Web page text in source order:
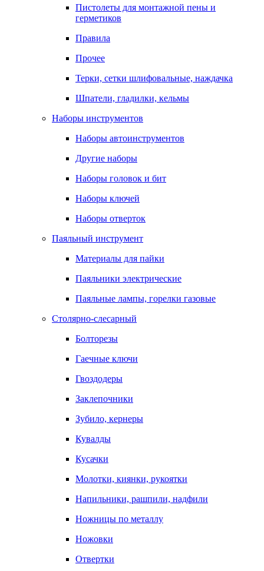
Пистолеты для монтажной пены и
герметиков
Правила
Прочее
Терки, сетки шлифовальные, наждачка
Шпатели, гладилки, кельмы
Наборы инструментов
Наборы автоинструментов
Другие наборы
Наборы головок и бит
Наборы ключей
Наборы отверток
Паяльный инструмент
Материалы для пайки
Паяльники электрические
Паяльные лампы, горелки газовые
Столярно-слесарный
Болторезы
Гаечные ключи
Гвоздодеры
Заклепочники
Зубило, кернеры
Кувалды
Кусачки
Молотки, киянки, рукоятки
Напильники, рашпили, надфили
Ножницы по металлу
Ножовки
Отвертки